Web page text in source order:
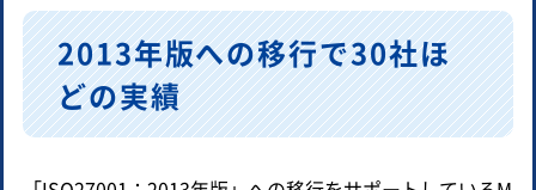
2013年版への移行で30社ほ
どの実績